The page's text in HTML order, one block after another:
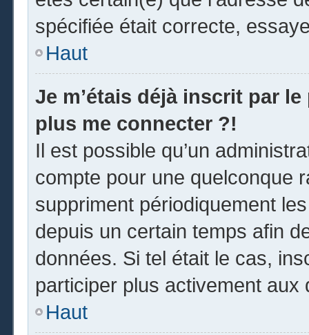
spécifiée était correcte,
Haut
Je m’étais déjà inscrit par
plus me connecter ?!
Il est possible qu’un
compte pour une quelconque
suppriment périodiquement
depuis un certain temps afin
données. Si tel était le cas,
participer plus activement
Haut